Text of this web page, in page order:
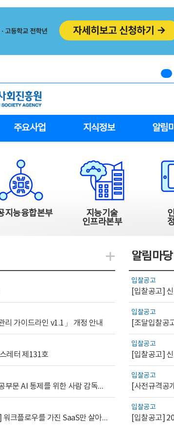
주요사업 지식정보 알림
지능융합본부
지능기술
인프라본부
리 가이드라인 v1.1」 개정 안내
레터 제131호
[AI.GOV 이슈리포트 2026-1호]공공부문 AI 통제를 위한 사람 감독의 해외 사례 분석 및 시사점
[디지털서비스 이슈리포트2026-7] 워크플로우를 가진 SaaS만 살아남는다
지식관련 더보기
알림마당
입찰공고
[입찰공고]
입찰공고
[조달입찰공
입찰공고
[입찰공고]
입찰공고
입찰공고
[입찰공고]